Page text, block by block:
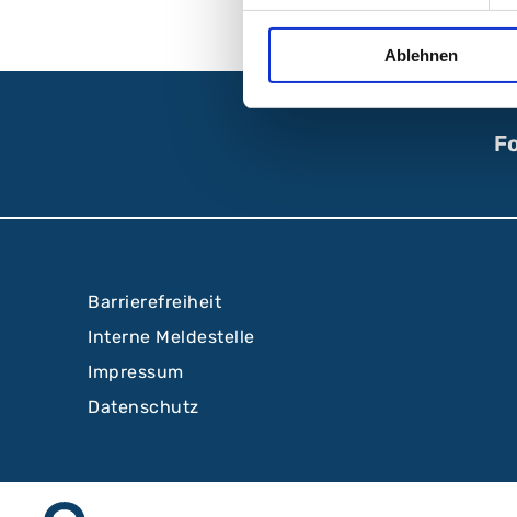
Ablehnen
Barrierefreiheit
Interne Meldestelle
Impressum
Datenschutz